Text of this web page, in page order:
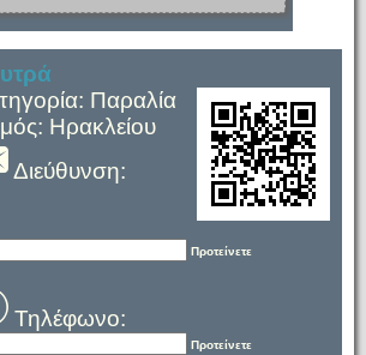
Παραλία
Ηρακλείου
Διεύθυνση:
Προτείνετε
Τηλέφωνο:
Προτείνετε